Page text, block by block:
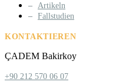
Artikeln
Fallstudien
KONTAKTIEREN
ÇADEM Bakirkoy
+90 212 570 06 07